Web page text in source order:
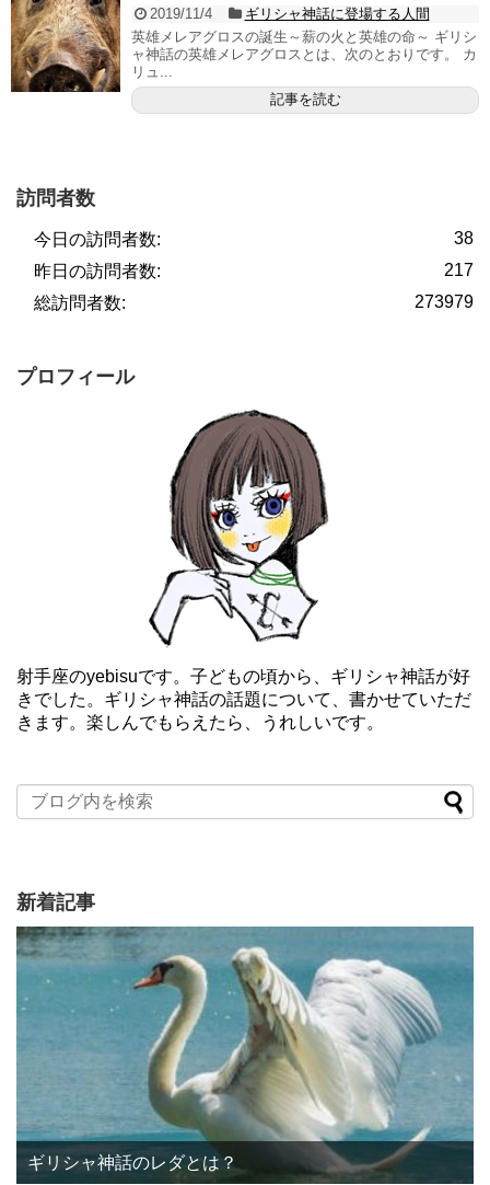
2019/11/4
ギリシャ神話に登場する人間
英雄メレアグロスの誕生～薪の火と英雄の命～ ギリシ
ャ神話の英雄メレアグロスとは、次のとおりです。 カ
リュ...
記事を読む
訪問者数
38
今日の訪問者数:
217
昨日の訪問者数:
273979
総訪問者数:
プロフィール
射手座のyebisuです。子どもの頃から、ギリシャ神話が好
きでした。ギリシャ神話の話題について、書かせていただ
きます。楽しんでもらえたら、うれしいです。
新着記事
ギリシャ神話のレダとは？